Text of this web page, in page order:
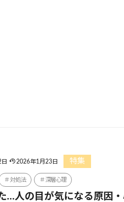
2026年1月23日 特集
対処法 深層心理
…人の目が気になる原因・